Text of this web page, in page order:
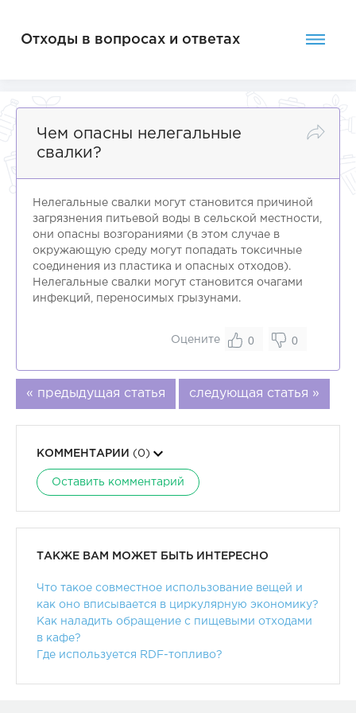
Отходы в вопросах и ответах
Чем опасны нелегальные
свалки?
Нелегальные свалки могут становится причиной
загрязнения питьевой воды в сельской местности,
они опасны возгораниями (в этом случае в
окружающую среду могут попадать токсичные
соединения из пластика и опасных отходов).
Нелегальные свалки могут становится очагами
инфекций, переносимых грызунами.
Оцените 0 0
« предыдущая статья следующая статья »
КОММЕНТАРИИ (0)
Оставить комментарий
ТАКЖЕ ВАМ МОЖЕТ БЫТЬ ИНТЕРЕСНО
Что такое совместное использование вещей и
как оно вписывается в циркулярную экономику?
Как наладить обращение с пищевыми отходами
в кафе?
Где используется RDF-топливо?